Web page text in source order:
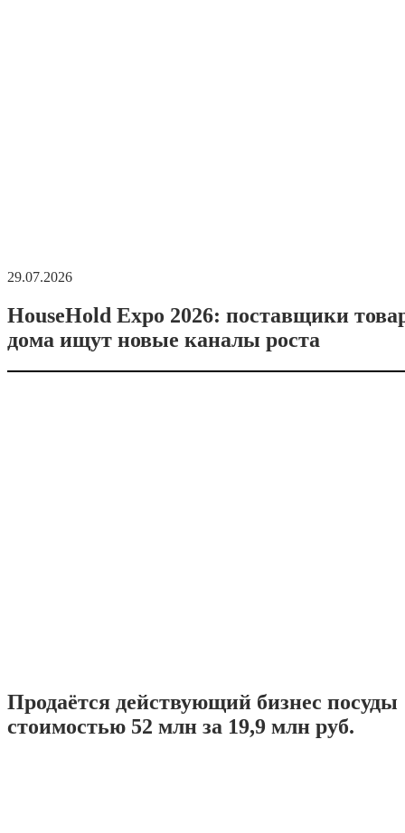
29.07.2026
HouseHold Expo 2026: поставщики
дома ищут новые каналы роста
Продаётся действующий бизнес посуды
стоимостью 52 млн за 19,9 млн руб.